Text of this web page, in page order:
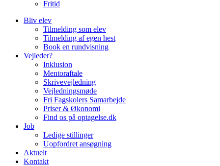
Fritid
Bliv elev
Tilmelding som elev
Tilmelding af egen hest
Book en rundvisning
Vejleder?
Inklusion
Mentoraftale
Skrivevejledning
Vejledningsmøde
Fri Fagskolers Samarbejde
Priser & Økonomi
Find os på optagelse.dk
Job
Ledige stillinger
Uopfordret ansøgning
Aktuelt
Kontakt